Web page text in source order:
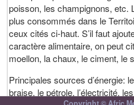
poisson, les champignons, etc.
plus consommés dans le
ceux cités ci-haut. S’il faut
caractère alimentaire, on peut
moellon, la chaux, le ciment, le
Principales sources d’énergie:
braise, le pétrole, l’électricité,